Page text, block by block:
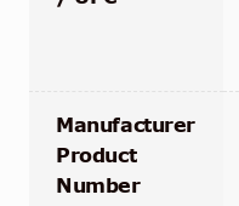
Manufacturer
Product
Number